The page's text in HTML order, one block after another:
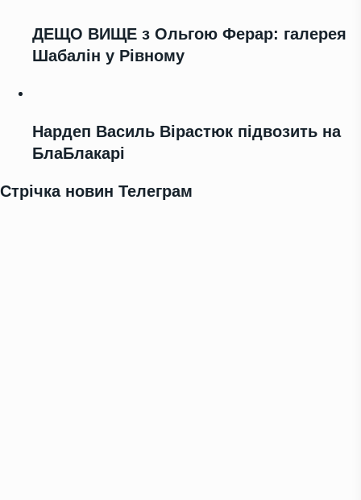
ДЕЩО ВИЩЕ з Ольгою Ферар: галерея
Шабалін у Рівному
Нардеп Василь Вірастюк підвозить на
БлаБлакарі
Стрічка новин Телеграм